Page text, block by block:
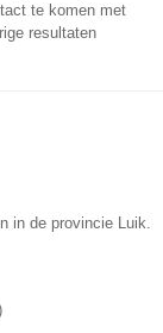
te komen met
resultaten
in de provincie Luik.